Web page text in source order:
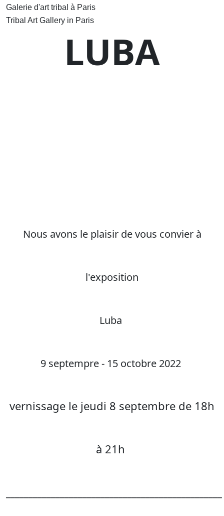
Galerie d'art tribal à Paris
Tribal Art Gallery in Paris
LUBA
Nous avons le plaisir de vous convier à
l'exposition
Luba
9 septempre - 15 octobre 2022
vernissage le jeudi 8 septembre de 18h
à 21h